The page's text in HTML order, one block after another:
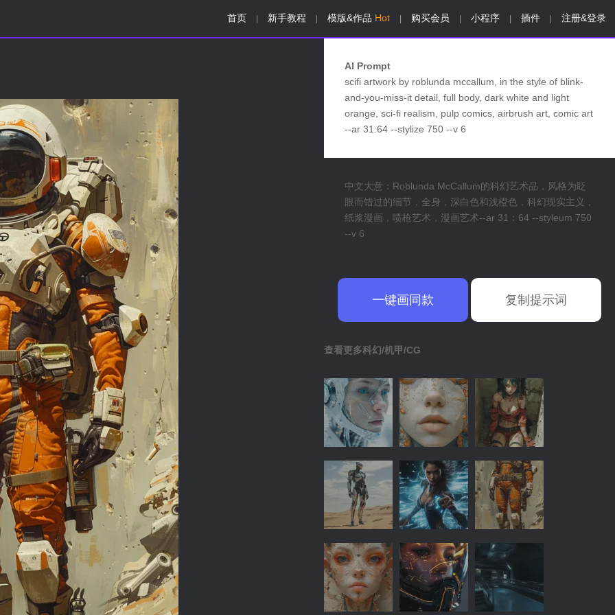
首页 新手教程 模版&作品 Hot 购买会员 小程序 插件 注册&登录
AI Prompt
scifi artwork by roblunda mccallum, in the style of blink-
and-you-miss-it detail, full body, dark white and light
orange, sci-fi realism, pulp comics, airbrush art, comic art
--ar 31:64 --stylize 750 --v 6
中文大意：Roblunda McCallum的科幻艺术品，风格为眨
眼而错过的细节，全身，深白色和浅橙色，科幻现实主义，
纸浆漫画，喷枪艺术，漫画艺术--ar 31：64 --styleum 750
--v 6
一键画同款 复制提示词
查看更多科幻/机甲/CG